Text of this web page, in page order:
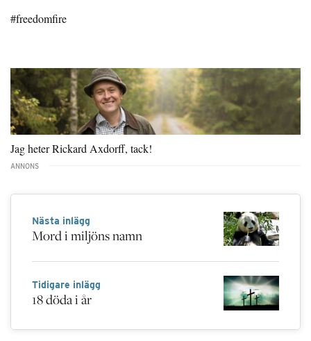
#freedomfire
Jag heter Rickard Axdorff, tack!
Nästa inlägg
Mord i miljöns namn
Tidigare inlägg
18 döda i år